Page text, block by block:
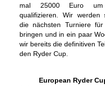
mal 25000 Euro
qualifizieren. Wir werden
die nächsten Turniere für
bringen und in ein paar
wir bereits die definitiven
den Ryder Cup.
European Ryder